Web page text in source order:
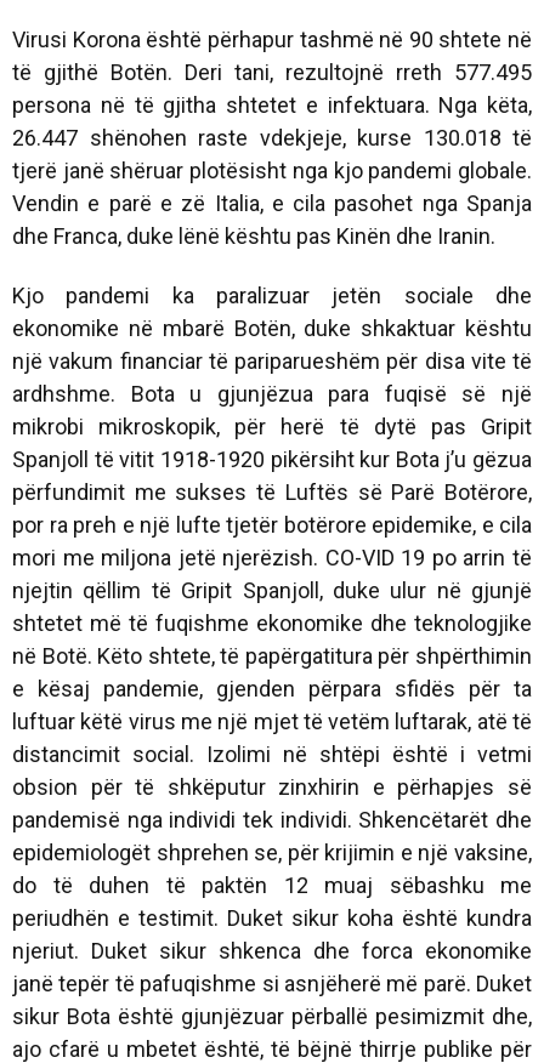
Virusi Korona është përhapur tashmë në 90 shtete në
të gjithë Botën. Deri tani, rezultojnë rreth 577.495
persona në të gjitha shtetet e infektuara. Nga këta,
26.447 shënohen raste vdekjeje, kurse 130.018 të
tjerë janë shëruar plotësisht nga kjo pandemi globale.
Vendin e parë e zë Italia, e cila pasohet nga Spanja
dhe Franca, duke lënë kështu pas Kinën dhe Iranin.
Kjo pandemi ka paralizuar jetën sociale dhe
ekonomike në mbarë Botën, duke shkaktuar kështu
një vakum financiar të pariparueshëm për disa vite të
ardhshme. Bota u gjunjëzua para fuqisë së një
mikrobi mikroskopik, për herë të dytë pas Gripit
Spanjoll të vitit 1918-1920 pikërsiht kur Bota j’u gëzua
përfundimit me sukses të Luftës së Parë Botërore,
por ra preh e një lufte tjetër botërore epidemike, e cila
mori me miljona jetë njerëzish. CO-VID 19 po arrin të
njejtin qëllim të Gripit Spanjoll, duke ulur në gjunjë
shtetet më të fuqishme ekonomike dhe teknologjike
në Botë. Këto shtete, të papërgatitura për shpërthimin
e kësaj pandemie, gjenden përpara sfidës për ta
luftuar këtë virus me një mjet të vetëm luftarak, atë të
distancimit social. Izolimi në shtëpi është i vetmi
obsion për të shkëputur zinxhirin e përhapjes së
pandemisë nga individi tek individi. Shkencëtarët dhe
epidemiologët shprehen se, për krijimin e një vaksine,
do të duhen të paktën 12 muaj sëbashku me
periudhën e testimit. Duket sikur koha është kundra
njeriut. Duket sikur shkenca dhe forca ekonomike
janë tepër të pafuqishme si asnjëherë më parë. Duket
sikur Bota është gjunjëzuar përballë pesimizmit dhe,
ajo cfarë u mbetet është, të bëjnë thirrje publike për